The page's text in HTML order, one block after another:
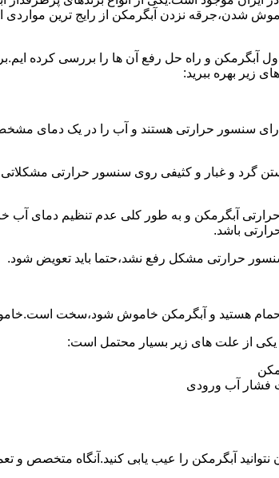
شدن،جرقه نزدن آبگرمکن از رایج ترین
آبگرمکن و راه حل رفع آن ها را بررسی کرده
زیر بهره ببرید:
سنسور حرارتی هستند و آب را در یک دمای
گرد و غبار و کثیفی روی سنسور حرارتی مشکلاتی
آبگرمکن و به طور کلی عدم تنظیم دمای آب
باشد.
حرارتی مشکل رفع نشد،حتما باید تعویض شود.
حمام هستید و آبگرمکن خاموش شود،سخت
از علت های زیر بسیار محتمل است:
فشار آب ورودی
آبگرمکن را عیب یابی کنید.آنگاه متخصص و